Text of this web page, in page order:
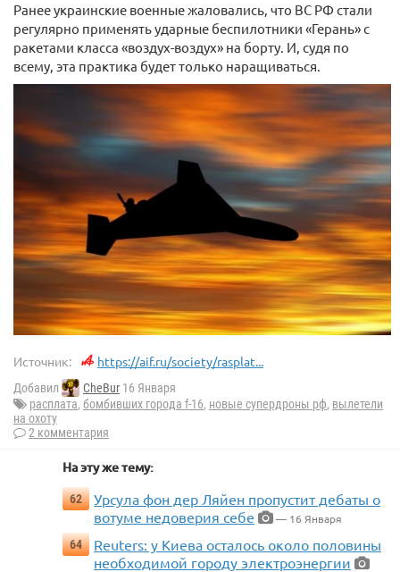
Ранее украинские военные жаловались, что ВС РФ стали
регулярно применять ударные беспилотники «Герань» с
ракетами класса «воздух-воздух» на борту. И, судя по
всему, эта практика будет только наращиваться.
Источник: https://aif.ru/society/rasplat...
Добавил CheBur 16 Января
расплата, бомбивших города f-16, новые супердроны рф, вылетели
на охоту
2 комментария
На эту же тему:
62
Урсула фон дер Ляйен пропустит дебаты о
вотуме недоверия себе
— 16 Января
64
Reuters: у Киева осталось около половины
необходимой городу электроэнергии